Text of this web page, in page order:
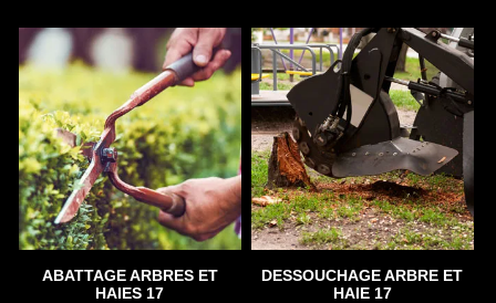
ABATTAGE ARBRES ET
HAIES 17
DESSOUCHAGE ARBRE ET
HAIE 17